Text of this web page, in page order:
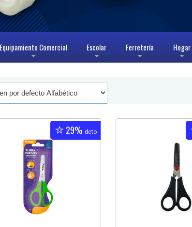
+
Equipamiento Comercial
+
Escolar
+
Ferretería
+
Hogar
29% dcto